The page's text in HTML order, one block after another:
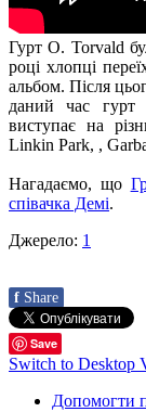
Гурт O. Torvald
році хлопці
альбом. Після
даний час гурт
виступає на
Linkin Park, ,
Нагадаємо, що
співачка Демі.
Джерело: 1
f Share
Save
Switch to Desktop
Допомогти